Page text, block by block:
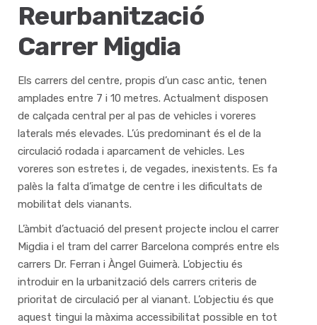
Reurbanització
Carrer Migdia
Els carrers del centre, propis d’un casc antic, tenen
amplades entre 7 i 10 metres. Actualment disposen
de calçada central per al pas de vehicles i voreres
laterals més elevades. L’ús predominant és el de la
circulació rodada i aparcament de vehicles. Les
voreres son estretes i, de vegades, inexistents. Es fa
palès la falta d’imatge de centre i les dificultats de
mobilitat dels vianants.
L’àmbit d’actuació del present projecte inclou el carrer
Migdia i el tram del carrer Barcelona comprés entre els
carrers Dr. Ferran i Àngel Guimerà. L’objectiu és
introduir en la urbanització dels carrers criteris de
prioritat de circulació per al vianant. L’objectiu és que
aquest tingui la màxima accessibilitat possible en tot